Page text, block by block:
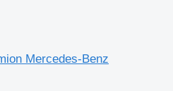
Mercedes-Benz